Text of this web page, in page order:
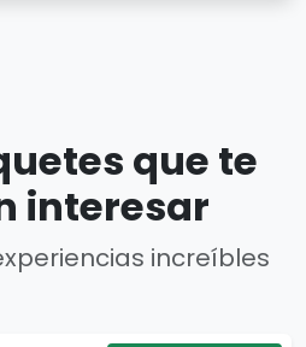
que te
interesar
increíbles